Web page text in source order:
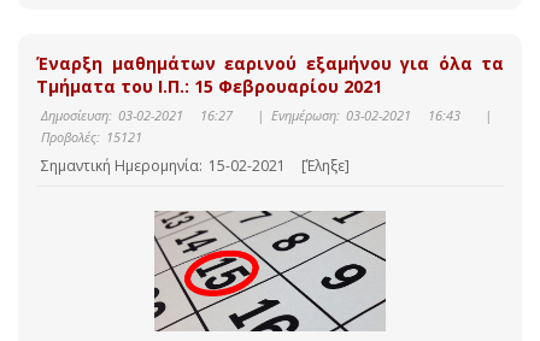
Έναρξη μαθημάτων εαρινού εξαμήνου για όλα τα
Τμήματα του Ι.Π.: 15 Φεβρουαρίου 2021
Δημοσίευση: 03-02-2021 16:27 | Ενημέρωση: 03-02-2021 16:43
|
Προβολές: 15121
Σημαντική Ημερομηνία: 15-02-2021 [Έληξε]